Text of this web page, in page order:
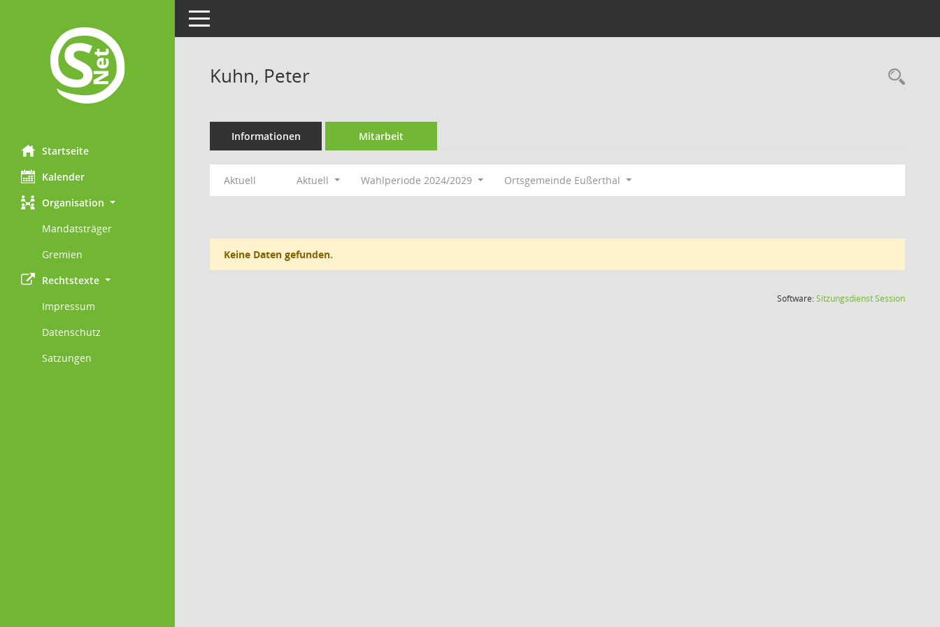
Startseite
Kalender
Organisation
Mandatsträger
Gremien
Rechtstexte
Impressum
Datenschutz
Satzungen
Toggle navigation
Kuhn, Peter
Informationen Mitarbeit
Aktuell Aktuell Wahlperiode 2024/2029 Ortsgemeinde Eußerthal
Keine Daten gefunden.
Software:SitzungsdienstSession(Wird in